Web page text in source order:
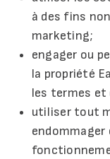
à des fins
marketing;
engager ou
la propriété
les termes et
utiliser tout
endommager